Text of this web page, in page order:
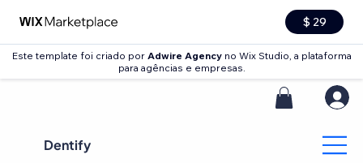
$ 29
Este template foi criado por Adwire Agencyno Wix Studio, a plataforma
para agências e empresas.